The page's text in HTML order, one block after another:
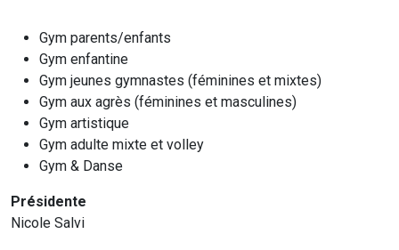
Gym parents/enfants
Gym enfantine
Gym jeunes gymnastes (féminines et mixtes)
Gym aux agrès (féminines et masculines)
Gym artistique
Gym adulte mixte et volley
Gym & Danse
Présidente
Nicole Salvi